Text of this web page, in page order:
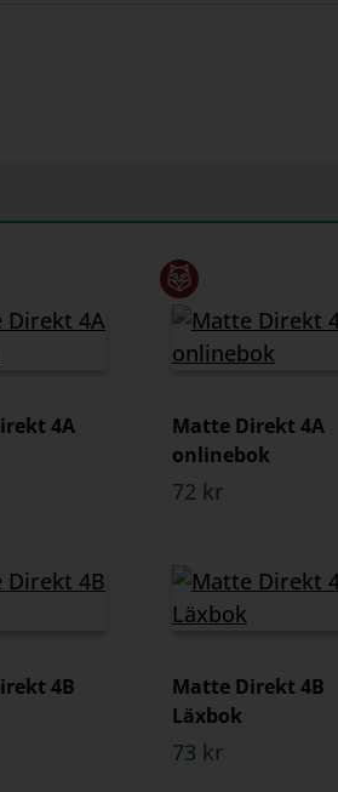
4A
Matte Direkt 4A
onlinebok
72 kr
4B
Matte Direkt 4B
Läxbok
73 kr